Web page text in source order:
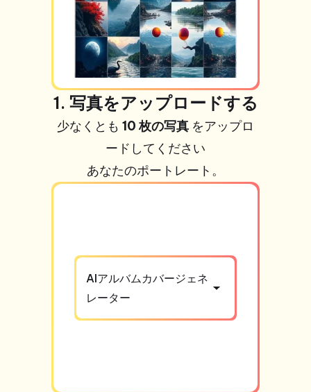
1. 写真をアップロードする
少なくとも 10 枚の写真 をアップロ
ードしてください
あなたのポートレート。
AIアルバムカバージェネ
レーター